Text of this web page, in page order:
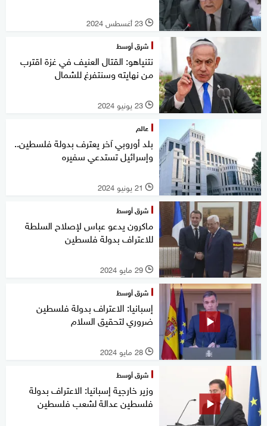
l 23 أغسطس 2024
شرق أوسط
نتنياهو: القتال العنيف في غزة اقترب
من نهايته وسنتفرغ للشمال
l 23 يونيو 2024
عالم
بلد أوروبي آخر يعترف بدولة فلسطين..
وإسرائيل تستدعي سفيره
l 21 يونيو 2024
شرق أوسط
ماكرون يدعو عباس لإصلاح السلطة
للاعتراف بدولة فلسطين
l 29 مايو 2024
شرق أوسط
إسبانيا: الاعتراف بدولة فلسطين
ضروري لتحقيق السلام
l 28 مايو 2024
شرق أوسط
وزير خارجية إسبانيا: الاعتراف بدولة
فلسطين عدالة لشعب فلسطين